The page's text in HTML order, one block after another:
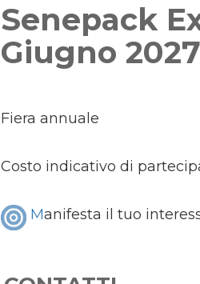
Senepack
Giugno 2027
Fiera annuale
Costo indicativo di
Manifesta il tuo